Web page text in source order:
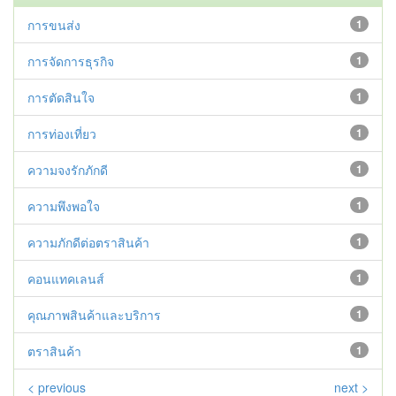
1
การขนส่ง
1
การจัดการธุรกิจ
1
การตัดสินใจ
1
การท่องเที่ยว
1
ความจงรักภักดี
1
ความพึงพอใจ
1
ความภักดีต่อตราสินค้า
1
คอนแทคเลนส์
1
คุณภาพสินค้าและบริการ
1
ตราสินค้า
< previous next >